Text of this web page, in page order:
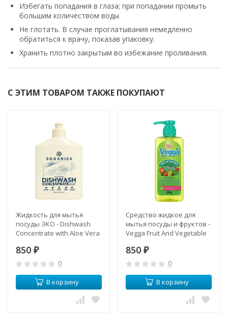
Избегать попадания в глаза; при попадании промыть
большим количеством воды.
Не глотать. В случае проглатывания немедленно
обратиться к врачу, показав упаковку.
Хранить плотно закрытым во избежание проливания.
С ЭТИМ ТОВАРОМ ТАКЖЕ ПОКУПАЮТ
Жидкость для мытья
посуды ЭКО - Dishwash
Concentrate with Aloe Vera
850 ₽
0
В корзину
Средство жидкое для
мытья посуды и фруктов -
Vegga Fruit And Vegetable
850 ₽
0
В корзину